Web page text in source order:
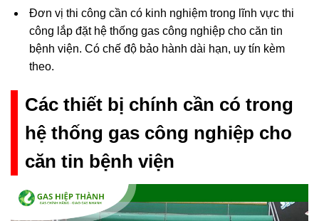
Đơn vị thi công cần có kinh nghiệm trong lĩnh vực thi
công lắp đặt hệ thống gas công nghiệp cho căn tin
bệnh viện. Có chế độ bảo hành dài hạn, uy tín kèm
theo.
Các thiết bị chính cần có trong
hệ thống gas công nghiệp cho
căn tin bệnh viện